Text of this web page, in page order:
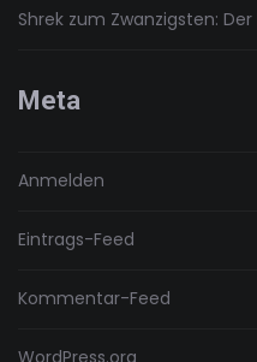
Shrek zum Zwanzigsten:
Meta
Anmelden
Eintrags-Feed
Kommentar-Feed
WordPress.org